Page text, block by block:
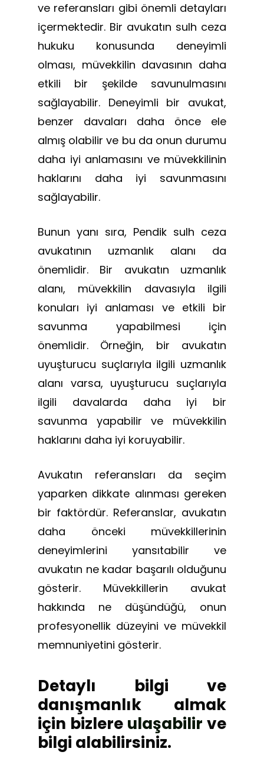
ve referansları gibi önemli detayları
içermektedir. Bir avukatın sulh ceza
hukuku konusunda deneyimli
olması, müvekkilin davasının daha
etkili bir şekilde savunulmasını
sağlayabilir. Deneyimli bir avukat,
benzer davaları daha önce ele
almış olabilir ve bu da onun durumu
daha iyi anlamasını ve müvekkilinin
haklarını daha iyi savunmasını
sağlayabilir.
Bunun yanı sıra, Pendik sulh ceza
avukatının uzmanlık alanı da
önemlidir. Bir avukatın uzmanlık
alanı, müvekkilin davasıyla ilgili
konuları iyi anlaması ve etkili bir
savunma yapabilmesi için
önemlidir. Örneğin, bir avukatın
uyuşturucu suçlarıyla ilgili uzmanlık
alanı varsa, uyuşturucu suçlarıyla
ilgili davalarda daha iyi bir
savunma yapabilir ve müvekkilin
haklarını daha iyi koruyabilir.
Avukatın referansları da seçim
yaparken dikkate alınması gereken
bir faktördür. Referanslar, avukatın
daha önceki müvekkillerinin
deneyimlerini yansıtabilir ve
avukatın ne kadar başarılı olduğunu
gösterir. Müvekkillerin avukat
hakkında ne düşündüğü, onun
profesyonellik düzeyini ve müvekkil
memnuniyetini gösterir.
Detaylı bilgi ve
danışmanlık almak
için bizlere ulaşabilir ve
bilgi alabilirsiniz.